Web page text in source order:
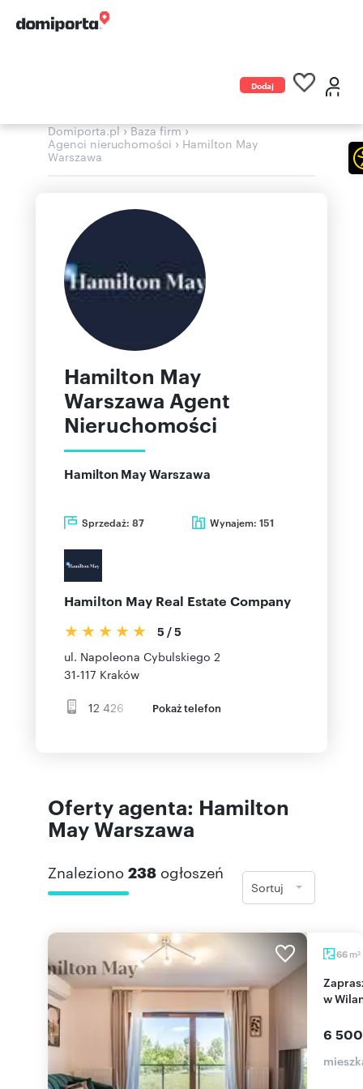
Dodaj
Domiporta.pl›Baza firm›
Agenci nieruchomości › Hamilton May
Warszawa
Hamilton May
Warszawa Agent
Nieruchomości
Hamilton May Warszawa
Sprzedaż: 87 Wynajem: 151
Hamilton May Real Estate Company
5 /5
ul. Napoleona Cybulskiego 2
31-117 Kraków
12 426 Pokaż telefon
Oferty agenta: Hamilton
May Warszawa
Znaleziono 238 ogłoszeń
Sortuj
66 m2
Zapraszam do nowoczesnego apartamentu 66 m²
w
6